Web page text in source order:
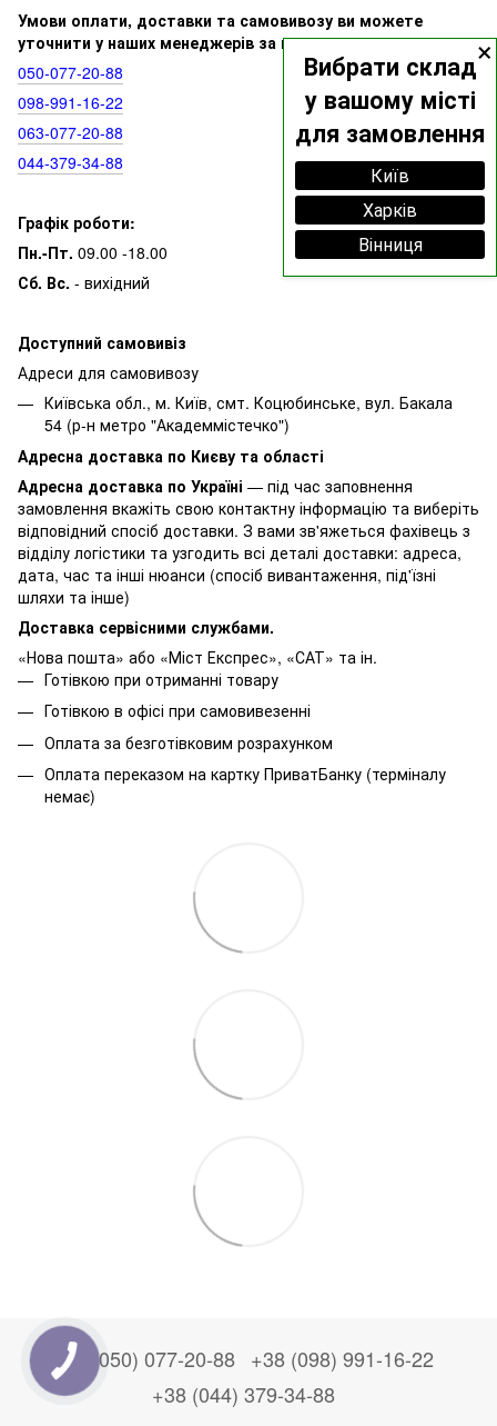
×
Вибрати склад
у вашому місті
для замовлення
Київ
Харків
Вінниця
Умови оплати, доставки та самовивозу ви можете
уточнити у наших менеджерів за номерами:
050‑077‑20‑88
098‑991‑16‑22
063‑077‑20‑88
044‑379‑34‑88
Графік роботи:
Пн.-Пт. 09.00 -18.00
Сб. Вс. - вихідний
Доступний самовивіз
Адреси для самовивозу
Київська обл., м. Київ, смт. Коцюбинське, вул. Бакала
54 (р-н метро "Академмістечко")
Адресна доставка по Києву та області
Адресна доставка по Україні — під час заповнення
замовлення вкажіть свою контактну інформацію та виберіть
відповідний спосіб доставки. З вами зв'яжеться фахівець з
відділу логістики та узгодить всі деталі доставки: адреса,
дата, час та інші нюанси (спосіб вивантаження, під'їзні
шляхи та інше)
Доставка сервісними службами.
«Нова пошта» або «Міст Експрес», «САТ» та ін.
Готівкою при отриманні товару
Готівкою в офісі при самовивезенні
Оплата за безготівковим розрахунком
Оплата переказом на картку ПриватБанку (терміналу
немає)
+38 (050) 077-20-88 +38 (098) 991-16-22
+38 (044) 379-34-88